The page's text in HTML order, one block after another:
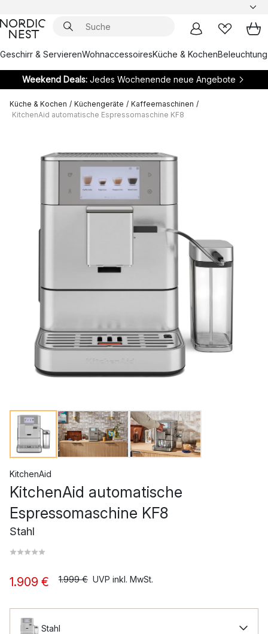
Geschirr & ServierenWohnaccessoiresKüche & KochenBeleuchtung
Weekend Deals:Jedes Wochenende neue Angebote
Küche & Kochen / Küchengeräte / Kaffeemaschinen /
KitchenAid automatische Espressomaschine KF8
KitchenAid
KitchenAid automatische
Espressomaschine KF8
Stahl
1.909 € 1.999 € UVP inkl. MwSt.
Stahl